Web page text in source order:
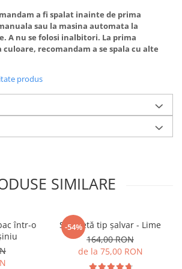
a fi spalat inainte de prima
sau la masina automata la
A nu se folosi inalbitori. La prima
culoare, recomandam a se spala cu alte
produs
SIMILARE
într-o
-54%
Salopetă tip șalvar - Lime
164,00 RON
de la 75,00 RON